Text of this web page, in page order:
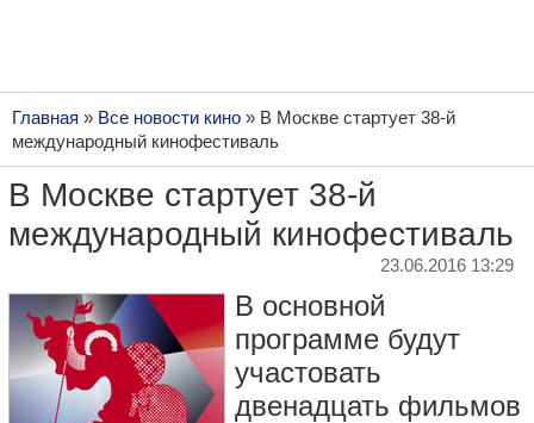
Главная » Все новости кино » В Москве стартует 38-й
международный кинофестиваль
В Москве стартует 38-й
международный кинофестиваль
23.06.2016 13:29
В основной
программе будут
участовать
двенадцать фильмов